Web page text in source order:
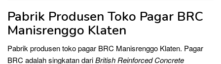
Pabrik Produsen Toko Pagar BRC
Manisrenggo Klaten
Pabrik produsen toko pagar BRC Manisrenggo Klaten. Pagar
BRC adalah singkatan dariBritish Reinforced Concrete